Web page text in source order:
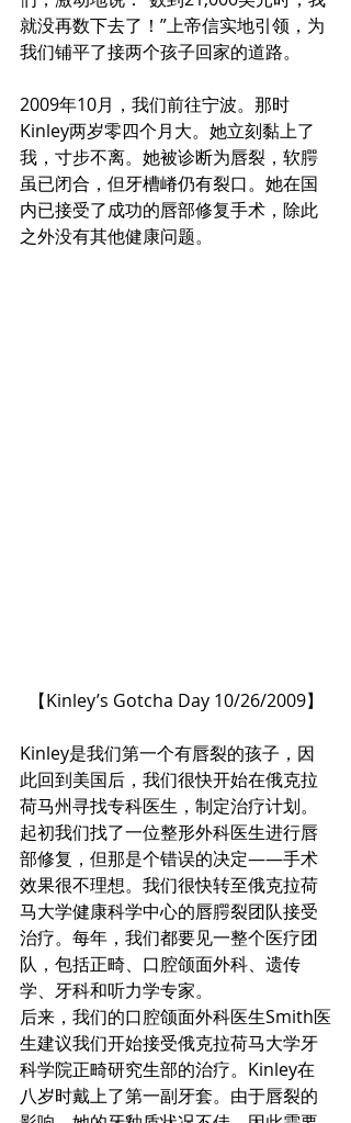
就没再数下去了！”上帝信实地引领，为
我们铺平了接两个孩子回家的道路。
2009年10月，我们前往宁波。那时
Kinley两岁零四个月大。她立刻黏上了
我，寸步不离。她被诊断为唇裂，软腭
虽已闭合，但牙槽嵴仍有裂口。她在国
内已接受了成功的唇部修复手术，除此
之外没有其他健康问题。
【Kinley’s Gotcha Day 10/26/2009】
Kinley是我们第一个有唇裂的孩子，因
此回到美国后，我们很快开始在俄克拉
荷马州寻找专科医生，制定治疗计划。
起初我们找了一位整形外科医生进行唇
部修复，但那是个错误的决定——手术
效果很不理想。我们很快转至俄克拉荷
马大学健康科学中心的唇腭裂团队接受
治疗。每年，我们都要见一整个医疗团
队，包括正畸、口腔颌面外科、遗传
学、牙科和听力学专家。
后来，我们的口腔颌面外科医生Smith医
生建议我们开始接受俄克拉荷马大学牙
科学院正畸研究生部的治疗。Kinley在
八岁时戴上了第一副牙套。由于唇裂的